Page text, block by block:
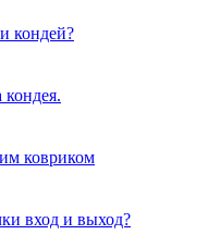
кондей?
ковриком
вход и выход?